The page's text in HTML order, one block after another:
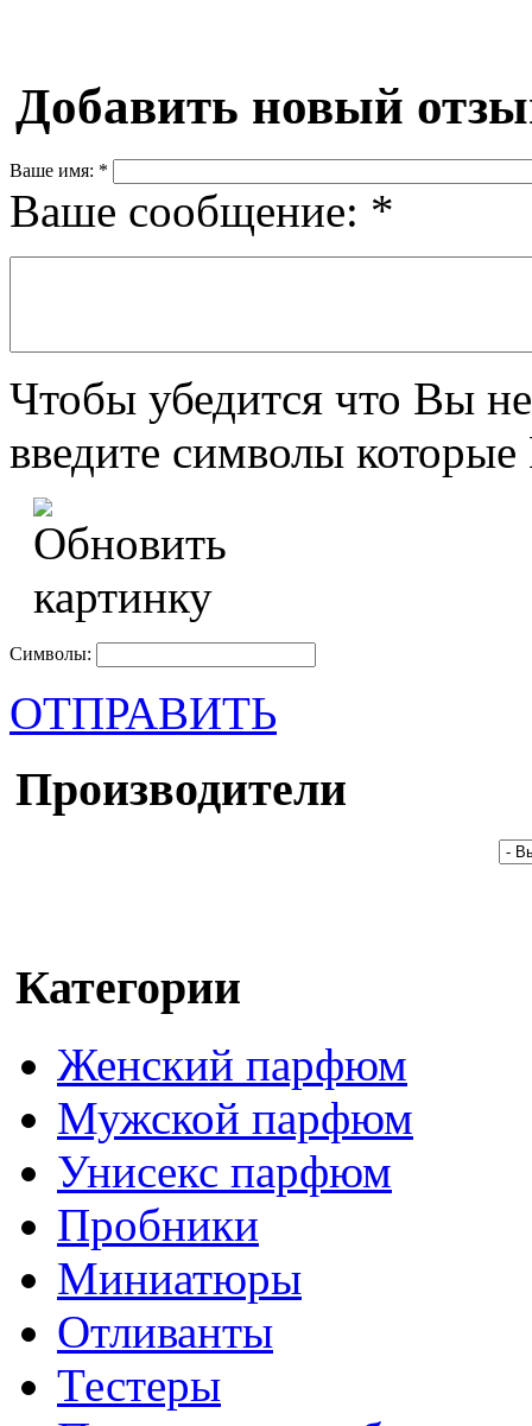
Добавить новый
Ваше имя: *
Ваше сообщение: *
Чтобы убедится что Вы
введите символы
Символы:
ОТПРАВИТЬ
Производители
Категории
Женский парфюм
Мужской парфюм
Унисекс парфюм
Пробники
Миниатюры
Отливанты
Тестеры